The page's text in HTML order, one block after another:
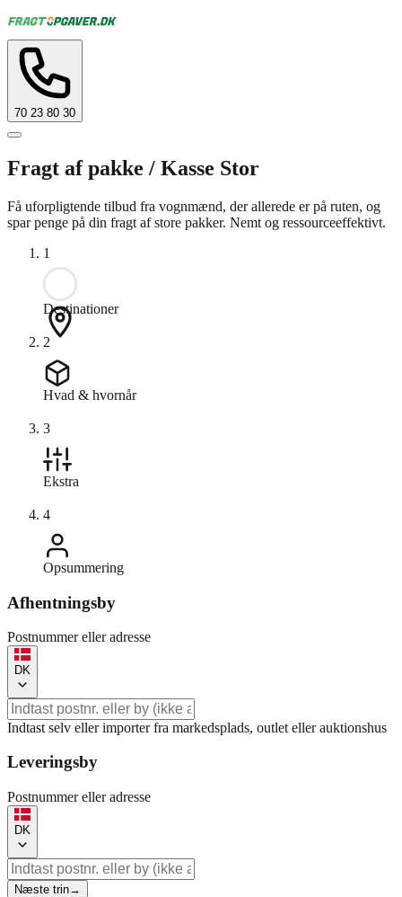
70 23 80 30
Fragt af pakke / Kasse Stor
Få uforpligtende tilbud fra vognmænd, der allerede er på ruten, og
spar penge på din fragt af store pakker. Nemt og ressourceeffektivt.
1
Destinationer
2
Hvad & hvornår
3
Ekstra
4
Opsummering
Afhentningsby
Postnummer eller adresse
DK
Indtast selv eller importer fra markedsplads, outlet eller auktionshus
Leveringsby
Postnummer eller adresse
DK
Næste trin→